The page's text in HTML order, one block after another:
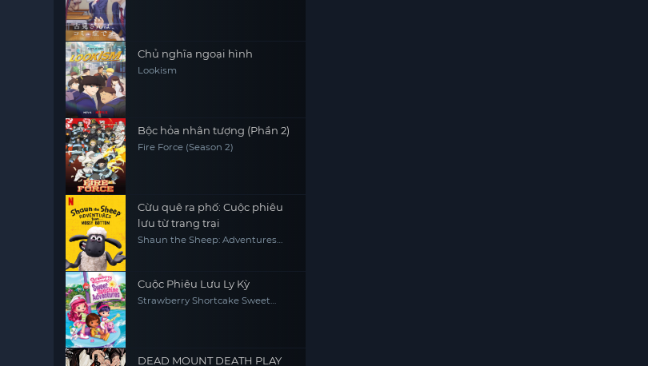
Chủ nghĩa ngoại hình
Lookism
Bộc hỏa nhân tượng (Phần 2)
Fire Force (Season 2)
Cừu quê ra phố: Cuộc phiêu
lưu từ trang trại
Shaun the Sheep: Adventures
Cuộc Phiêu Lưu Ly Kỳ
Strawberry Shortcake Sweet
DEAD MOUNT DEATH PLAY